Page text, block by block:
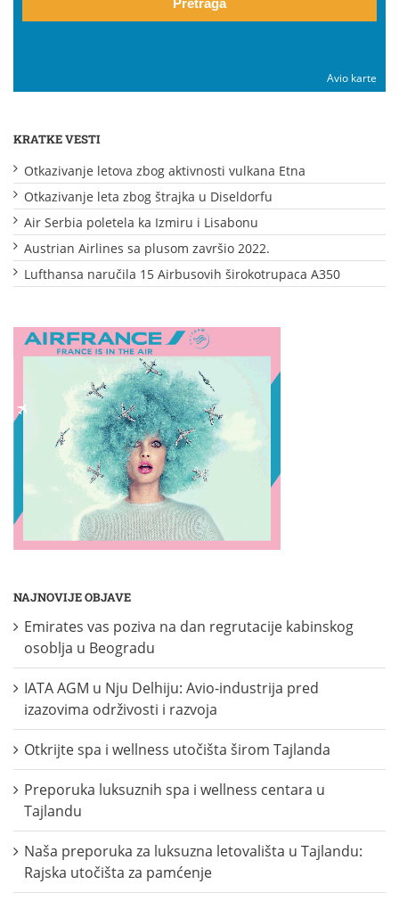
Avio karte
KRATKE VESTI
Otkazivanje letova zbog aktivnosti vulkana Etna
Otkazivanje leta zbog štrajka u Diseldorfu
Air Serbia poletela ka Izmiru i Lisabonu
Austrian Airlines sa plusom završio 2022.
Lufthansa naručila 15 Airbusovih širokotrupaca A350
NAJNOVIJE OBJAVE
Emirates vas poziva na dan regrutacije kabinskog
osoblja u Beogradu
IATA AGM u Nju Delhiju: Avio-industrija pred
izazovima održivosti i razvoja
Otkrijte spa i wellness utočišta širom Tajlanda
Preporuka luksuznih spa i wellness centara u
Tajlandu
Naša preporuka za luksuzna letovališta u Tajlandu:
Rajska utočišta za pamćenje